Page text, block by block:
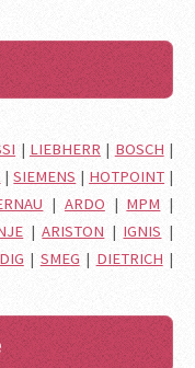
| LIEBHERR| BOSCH |
|SIEMENS | HOTPOINT |
| ARDO | MPM |
|ARISTON | IGNIS |
| SMEG | DIETRICH |